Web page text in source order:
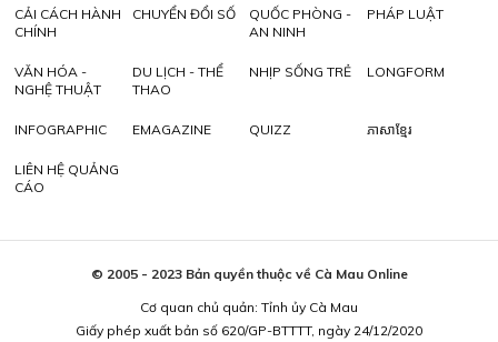
CẢI CÁCH HÀNH
CHÍNH
CHUYỂN ĐỔI SỐ
QUỐC PHÒNG -
AN NINH
PHÁP LUẬT
VĂN HÓA -
NGHỆ THUẬT
DU LỊCH - THỂ
THAO
NHỊP SỐNG TRẺ LONGFORM
INFOGRAPHIC EMAGAZINE QUIZZ ភាសាខ្មែរ
LIÊN HỆ QUẢNG
CÁO
© 2005 - 2023 Bản quyền thuộc về Cà Mau Online
Cơ quan chủ quản: Tỉnh ủy Cà Mau
Giấy phép xuất bản số 620/GP-BTTTT, ngày 24/12/2020